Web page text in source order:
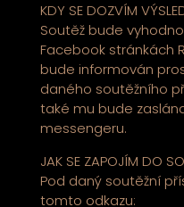
KDY SE DOZVÍM
Soutěž bude
Facebook stránkách
bude informován
daného soutěžního
také mu bude
messengeru.
JAK SE ZAPOJÍM DO
Pod daný soutěžní
tomto odkazu: